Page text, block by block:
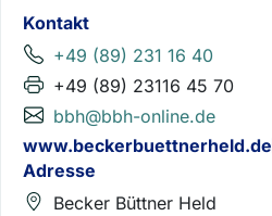
Kontakt
+49 (89) 231 16 40
+49 (89) 23116 45 70
bbh@bbh-online.de
www.beckerbuettnerheld.de
Adresse
Becker Büttner Held